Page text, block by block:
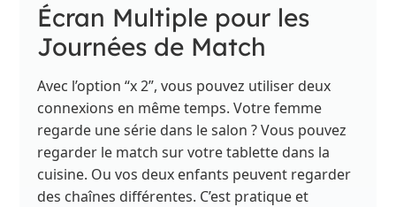
Écran Multiple pour les
Journées de Match
Avec l’option “x 2”, vous pouvez utiliser deux
connexions en même temps. Votre femme
regarde une série dans le salon ? Vous pouvez
regarder le match sur votre tablette dans la
cuisine. Ou vos deux enfants peuvent regarder
des chaînes différentes. C’est pratique et